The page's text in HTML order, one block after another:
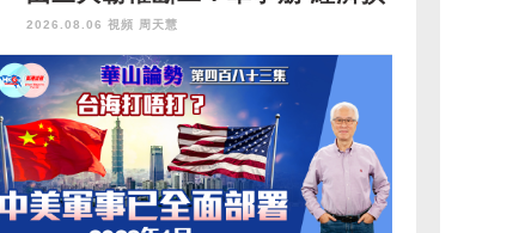
2026.08.06 視頻 周天慧